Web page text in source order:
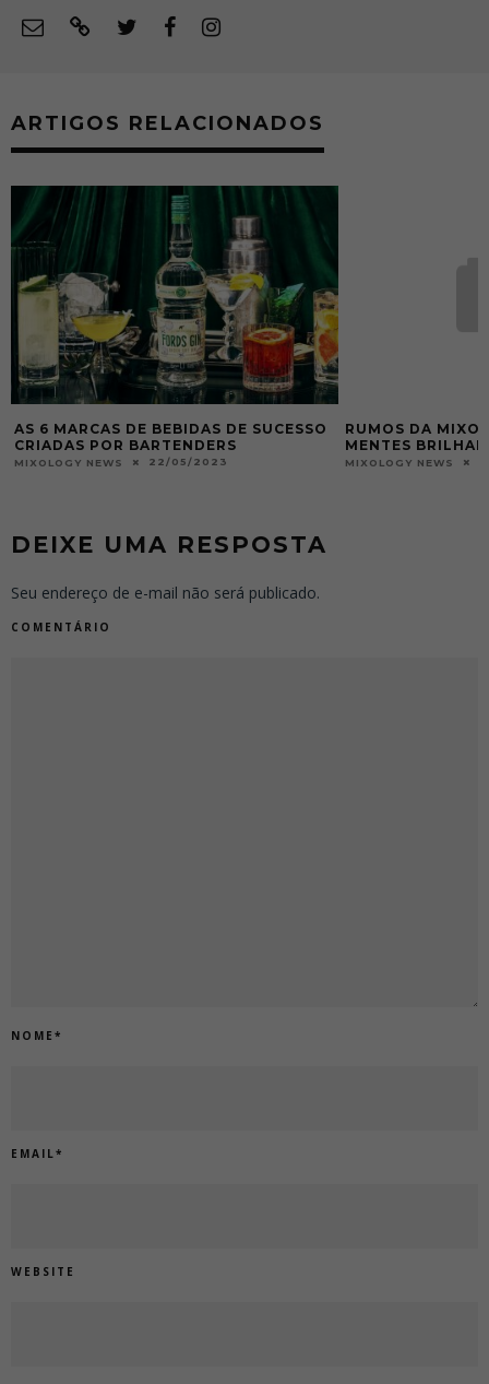
ARTIGOS RELACIONADOS
SUCESSO
RUMOS DA MIXOLOGIA BRASILEIRA |
MENTES BRILHANTES 2012
MIXOLOGY NEWS
365
DEIXE UMA RESPOSTA
Seu endereço de e-mail não será publicado.
COMENTÁRIO
NOME *
EMAIL*
WEBSITE